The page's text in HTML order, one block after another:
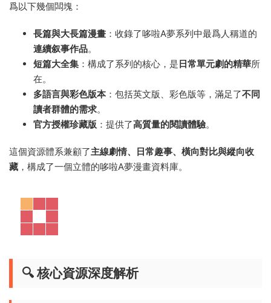
爲以下幾個闆塊：
長篇與大長篇漫畫 ：收錄了哆啦A夢系列中最爲人稱道的
連續叙事作品。
短篇大全集 ：構成了系列的核心，是日常單元劇的精華所
在。
多語言與彩色版本：包括英文版、彩色版等，滿足了不同
讀者群體的需求。
官方授權珍藏版 ：提供了高質量的閱讀體驗。
這個資源體系兼顧了主線劇情、日常趣事、橫向對比與縱向收
藏 ，構成了一個立體的哆啦A夢漫畫資料庫。
🔍 核心資源深度解析